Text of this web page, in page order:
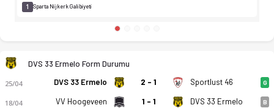
1 Sparta Nijkerk Galibiyeti
DVS 33 Ermelo Form Durumu
25/04 DVS 33 Ermelo 2 - 1 Sportlust 46 G
18/04 VV Hoogeveen 1 - 1 DVS 33 Ermelo B